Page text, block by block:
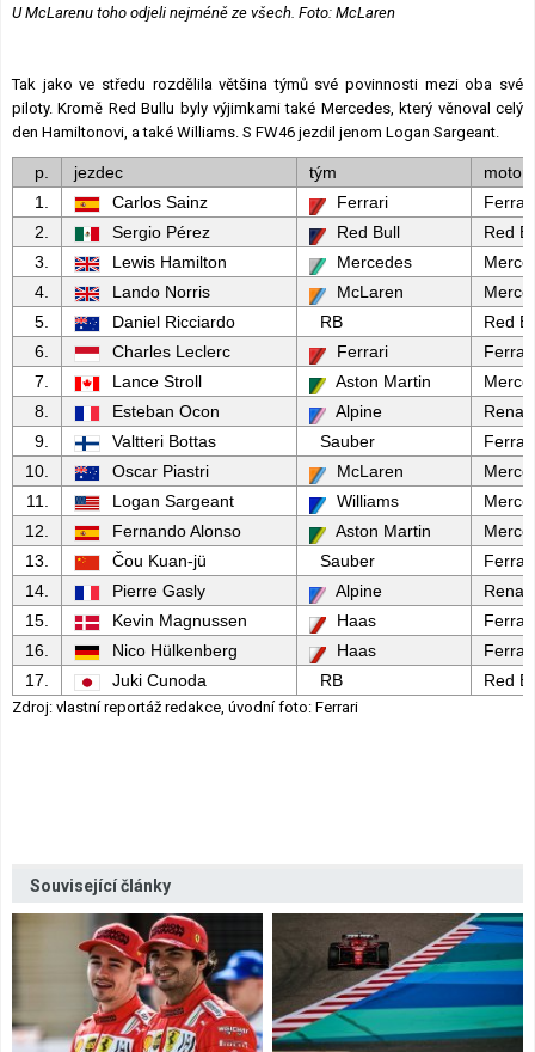
U McLarenu toho odjeli nejméně ze všech. Foto: McLaren
Tak jako ve středu rozdělila většina týmů své povinnosti mezi oba své
piloty. Kromě Red Bullu byly výjimkami také Mercedes, který věnoval celý
den Hamiltonovi, a také Williams. S FW46 jezdil jenom Logan Sargeant.
p. jezdec tým
motor
1.
Carlos Sainz Ferrari
Ferrari
2.
Sergio Pérez Red Bull
Red
3.
Lewis Hamilton Mercedes
4.
Lando Norris McLaren
5.
Daniel Ricciardo RB
Red
6.
Charles Leclerc Ferrari
Ferrari
7.
Lance Stroll Aston Martin
8.
Esteban Ocon Alpine
9.
Valtteri Bottas Sauber
Ferrari
10.
Oscar Piastri McLaren
11.
Logan Sargeant Williams
12.
Fernando Alonso Aston Martin
13.
Čou Kuan-jü Sauber
Ferrari
14.
Pierre Gasly Alpine
15.
Kevin Magnussen Haas
Ferrari
16.
Nico Hülkenberg Haas
Ferrari
17.
Juki Cunoda RB Red
Zdroj: vlastní reportáž redakce, úvodní foto: Ferrari
Související články